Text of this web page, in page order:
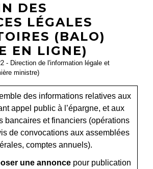
DES
LÉGALES
(BALO)
EN LIGNE)
- Direction de l'information légale et
ministre)
des informations relatives aux
appel public à l’épargne, et aux
bancaires et financiers (opérations
de convocations aux assemblées
comptes annuels).
une annonce pour publication